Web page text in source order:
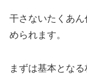
干さないたくあ
められます。
まずは基本とな